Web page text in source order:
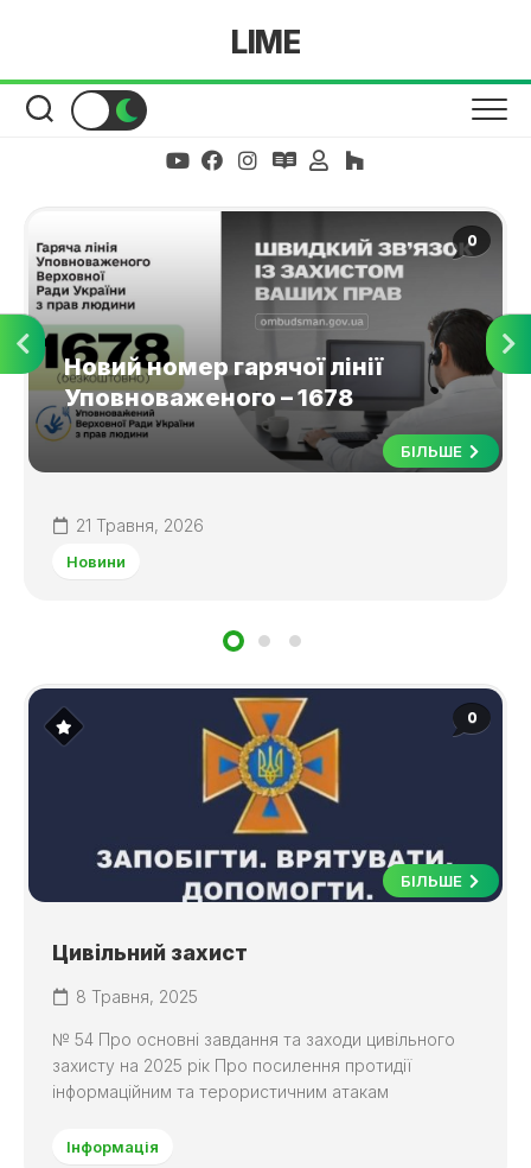
LIME
0
Новий номер гарячої лінії
Уповноваженого – 1678
БІЛЬШЕ
21 Травня, 2026
Новини
0
БІЛЬШЕ
Цивільний захист
8 Травня, 2025
№ 54 Про основні завдання та заходи цивільного
захисту на 2025 рік Про посилення протидії
інформаційним та терористичним атакам
Інформація